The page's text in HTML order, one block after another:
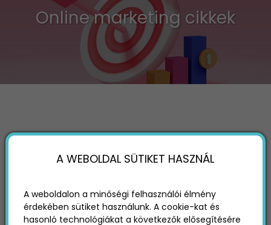
Online marketing cikkek
Újdonságok, hírek, esettanulmányok
A WEBOLDAL SÜTIKET HASZNÁL
A weboldalon a minőségi felhasználói élmény
érdekében sütiket használunk. A cookie-kat és
hasonló technológiákat a következők elősegítésére